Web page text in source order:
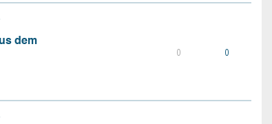
dem
0 0